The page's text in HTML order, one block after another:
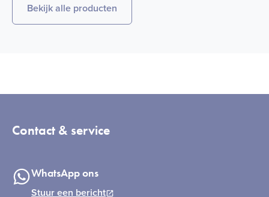
Bekijk alle producten
Contact & service
WhatsApp ons
Stuur een bericht